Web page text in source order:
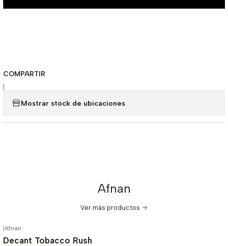
COMPARTIR
|
Mostrar stock de ubicaciones
Afnan
Ver más productos
|Afnan
Decant Tobacco Rush